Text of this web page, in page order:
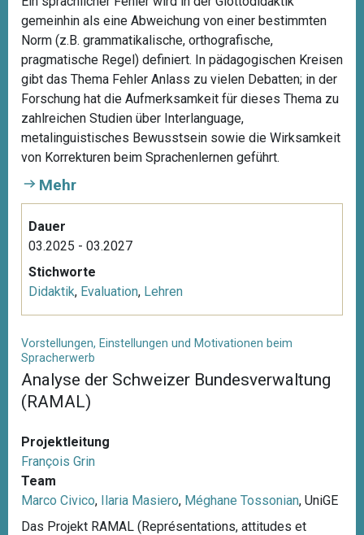
gemeinhin als eine Abweichung von einer bestimmten
Norm (z.B. grammatikalische, orthografische,
pragmatische Regel) definiert. In pädagogischen Kreisen
gibt das Thema Fehler Anlass zu vielen Debatten; in der
Forschung hat die Aufmerksamkeit für dieses Thema zu
zahlreichen Studien über Interlanguage,
metalinguistisches Bewusstsein sowie die Wirksamkeit
von Korrekturen beim Sprachenlernen geführt.
Mehr
Dauer
03.2025 - 03.2027
Stichworte
Didaktik, Evaluation, Lehren
Vorstellungen, Einstellungen und Motivationen beim
Spracherwerb
Analyse der Schweizer Bundesverwaltung
(RAMAL)
Projektleitung
François Grin
Team
Marco Civico, Ilaria Masiero, Méghane Tossonian, UniGE
Das Projekt RAMAL (Représentations, attitudes et